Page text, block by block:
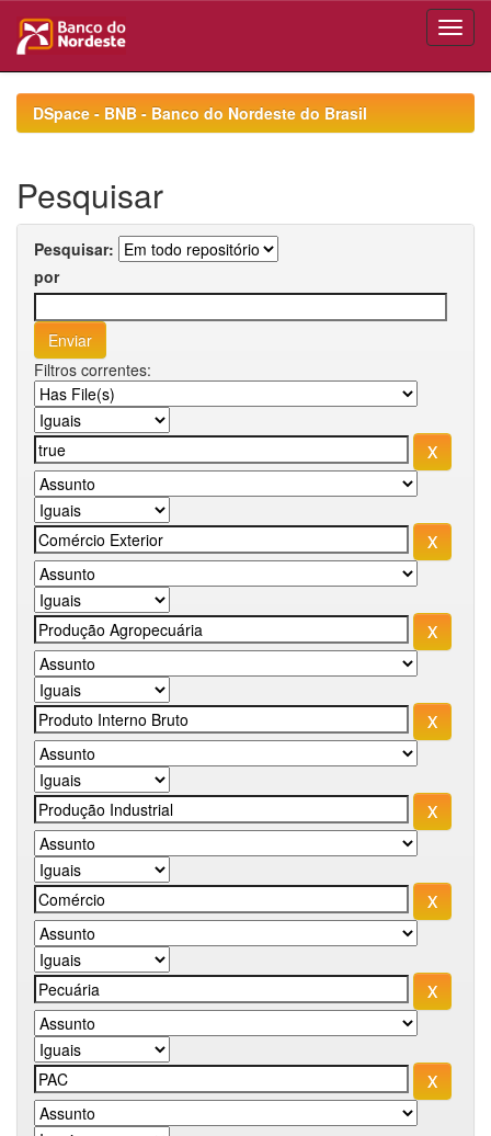
navigationDSpace - BNB - Banco do Nordeste do Brasil
Pesquisar
Pesquisar:
por
Filtros correntes: